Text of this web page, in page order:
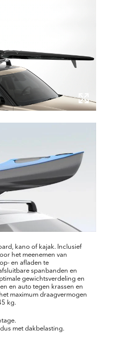
kano of kajak. Inclusief
het meenemen van
en afladen te
spanbanden en
gewichtsverdeling en
en auto tegen krassen en
maximum draagvermogen
kg.
met dakbelasting.